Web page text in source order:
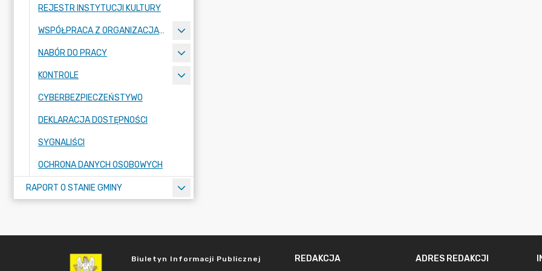
REJESTR INSTYTUCJI KULTURY
WSPÓŁPRACA Z ORGANIZACJAMI POZARZĄDOWYMI
NABÓR DO PRACY
KONTROLE
CYBERBEZPIECZEŃSTYWO
DEKLARACJA DOSTĘPNOŚCI
SYGNALIŚCI
OCHRONA DANYCH OSOBOWYCH
RAPORT O STANIE GMINY
Biuletyn Informacji Publicznej REDAKCJA ADRES REDAKCJI